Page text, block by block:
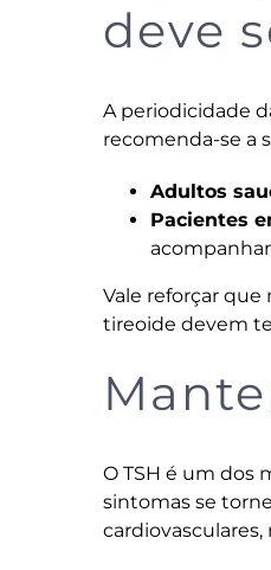
deve
A periodicidade
recomenda-se a
Adultos
Pacientes
Vale reforçar
tireoide devem
O TSH é um dos
sintomas se